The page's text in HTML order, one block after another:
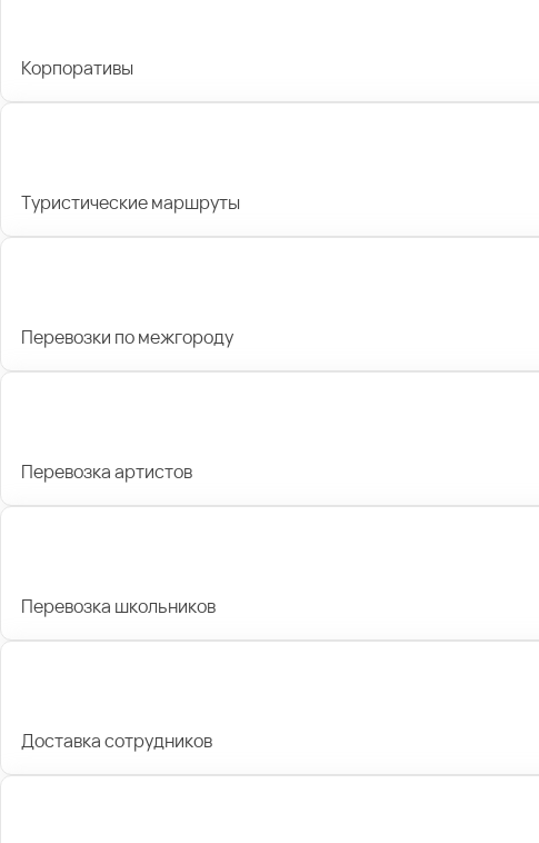
Корпоративы
Туристические маршруты
Перевозки по межгороду
Перевозка артистов
Перевозка школьников
Доставка сотрудников